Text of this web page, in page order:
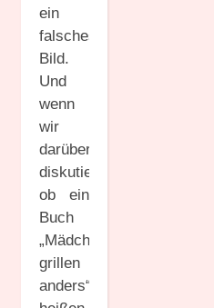
ein
falsches
Bild.
Und
wenn
wir
darüber
diskutieren,
ob ein
Buch
„Mädchen
grillen
anders“